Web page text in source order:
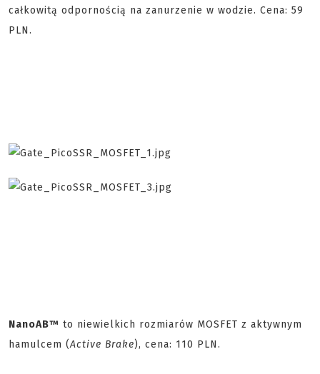
całkowitą odpornością na zanurzenie w wodzie. Cena: 59
PLN.
NanoAB™ to niewielkich rozmiarów MOSFET z aktywnym
hamulcem (Active Brake), cena: 110 PLN.